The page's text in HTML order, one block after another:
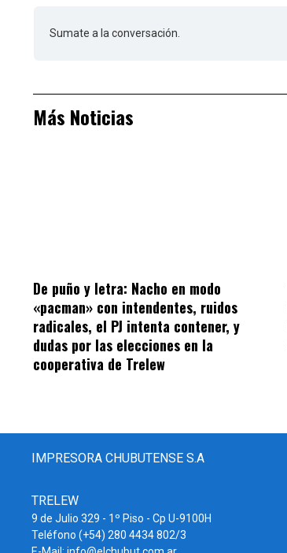
Sumate a la conversación.
Más Noticias
De puño y letra: Nacho en modo
«pacman» con intendentes, ruidos
radicales, el PJ intenta contener, y
dudas por las elecciones en la
cooperativa de Trelew
IMPRESORA CHUBUTENSE S.A
TRELEW
9 de Julio 329 - 1º Piso - Cp U-9100H
Teléfono (+54) 280 4434 802/3